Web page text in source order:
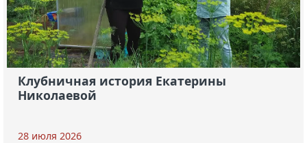
Клубничная история Екатерины
Николаевой
28 июля 2026